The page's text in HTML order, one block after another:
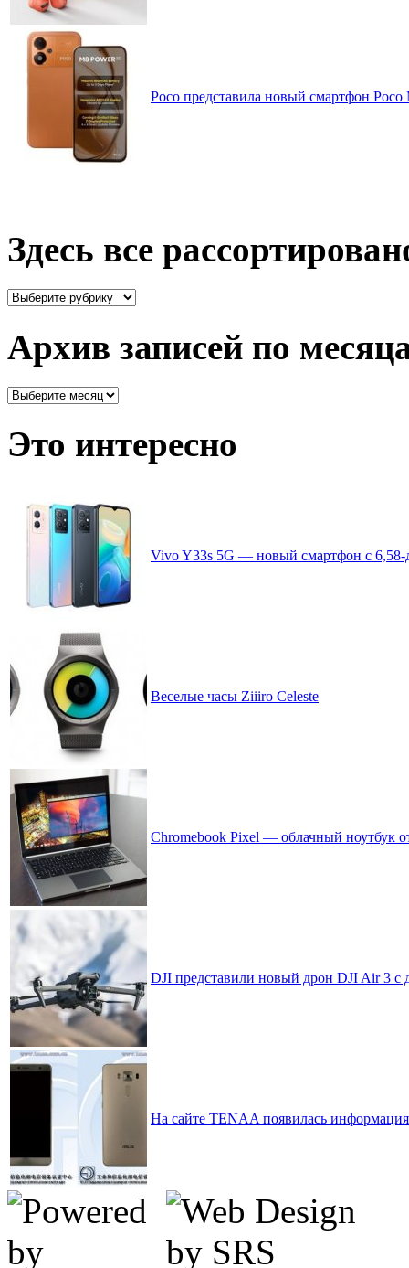
Poco представила новый смартфон
Здесь все
Здесь
Архив записей по
Архив
месяцам
Это интересно
Vivo Y33s 5G — новый смартфон с
Веселые часы Ziiiro Celeste
Chromebook Pixel — облачный ноутбук
DJI представили новый дрон DJI Air 3 с
На сайте TENAA появилась